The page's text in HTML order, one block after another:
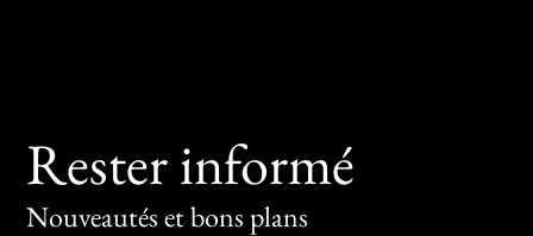
Rester informé
Nouveautés et bons plans